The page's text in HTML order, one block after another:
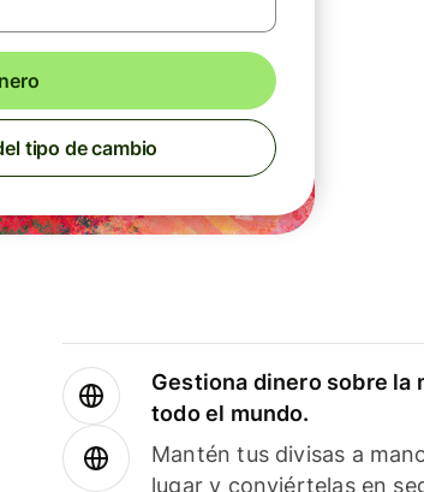
tipo de cambio
Gestiona dinero sobre la
todo el mundo.
Mantén tus divisas a
lugar y conviértelas en